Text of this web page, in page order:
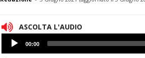
ASCOLTA L'AUDIO
Lettore
Audio
00:00